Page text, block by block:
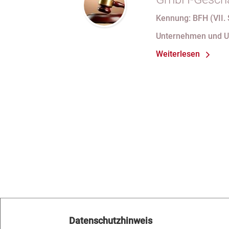
69 Satz 1
bei
Kennung: BFH
Unternehmen und
Weiterlesen
Datenschutzhinweis